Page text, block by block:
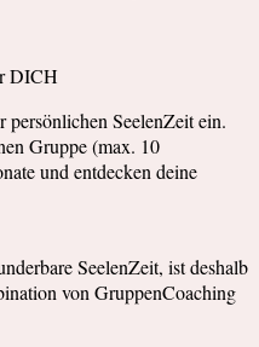
DICH
SeelenZeit ein.
Gruppe (max. 10
und entdecken deine
SeelenZeit, ist deshalb
von GruppenCoaching